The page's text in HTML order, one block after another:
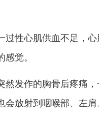
过性心肌供血不足，心
觉。
然发作的胸骨后疼痛，
放射到咽喉部、左肩